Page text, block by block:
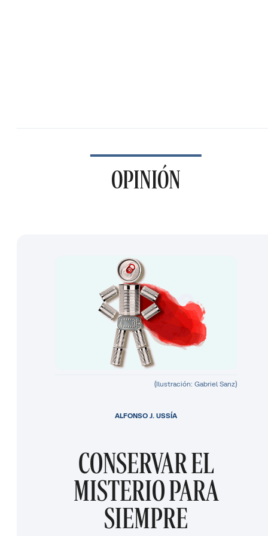
OPINIÓN
(Ilustración: Gabriel Sanz)
CONSERVAR EL
MISTERIO PARA
SIEMPRE
ALFONSO J. USSÍA